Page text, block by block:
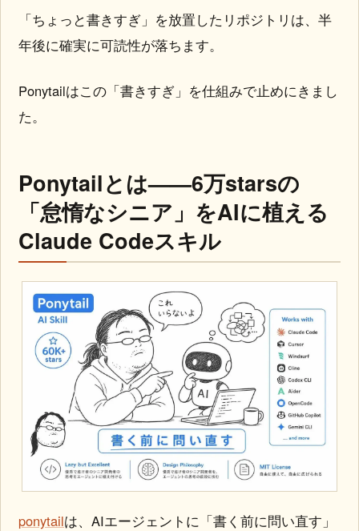
「ちょっと書きすぎ」を放置したリポジトリは、半
年後に確実に可読性が落ちます。
Ponytailはこの「書きすぎ」を仕組みで止めにきまし
た。
Ponytailとは——6万starsの
「怠惰なシニア」をAIに植える
Claude Codeスキル
ponytailは、AIエージェントに「書く前に問い直す」